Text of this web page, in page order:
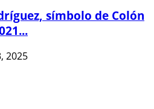
símbolo de Colón
2025